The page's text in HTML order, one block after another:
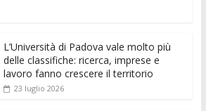
p er
L’Università di Padova vale molto più
delle classifiche: ricerca, imprese e
lavoro fanno crescere il territorio
23 luglio 2026